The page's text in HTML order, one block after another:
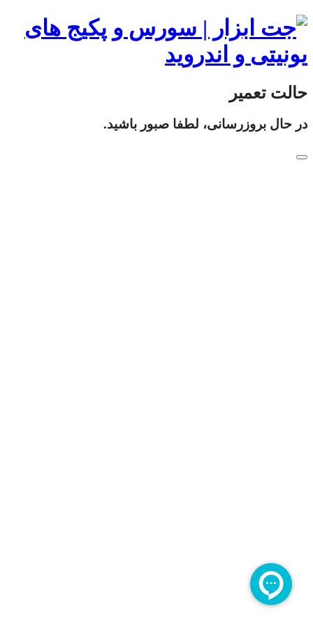
حالت تعمیر
در حال بروزرسانی، لطفا صبور باشید.